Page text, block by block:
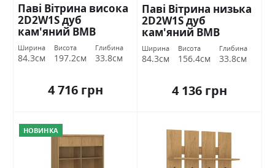
Паві Вітрина висока
2D2W1S дуб
кам'яний ВМВ
Холдинг
Ширина
84.3см
Висота
197.2см
Глибина
33.8см
4 716 грн
Паві Вітрина низька
2D2W1S дуб
кам'яний ВМВ
Холдинг
Ширина
84.3см
Висота
156.4см
Глибина
33.8см
4 136 грн
НОВИНКА